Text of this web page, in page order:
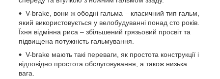
V-brake, вони ж ободні гальма – класичний тип гальм,
який використовується у велобудуванні понад сто років.
Їхня відмінна риса – збільшений грязьовий просвіт та
підвищена потужність гальмування.
V-brake мають такі переваги, як простота конструкції і
відповідно простота обслуговування, а також низька
вага.